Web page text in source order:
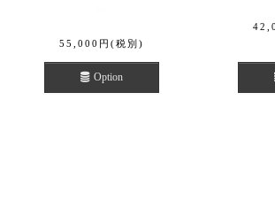
55,000 円 (税別)
Option